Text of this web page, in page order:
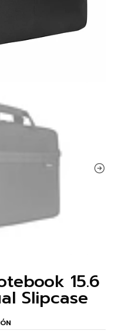
15.6
Slipcase